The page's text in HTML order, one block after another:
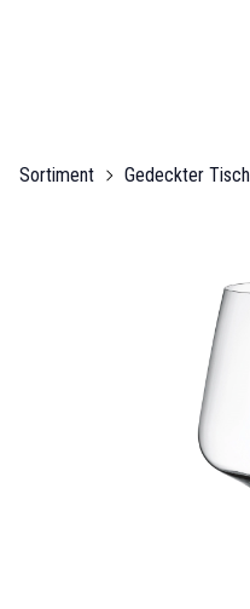
Sortiment Gedeckter Tisch